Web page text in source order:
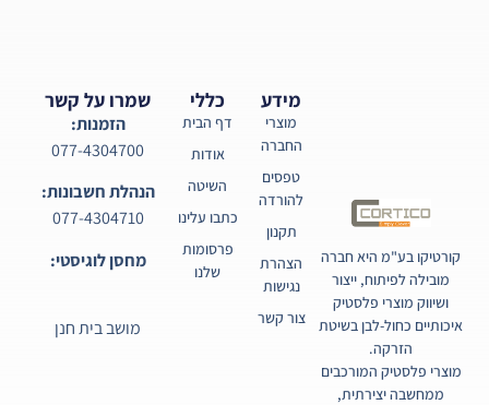
קורטיקו בע"מ היא חברה
מובילה לפיתוח, ייצור
ושיווק מוצרי פלסטיק
איכותיים כחול-לבן בשיטת
הזרקה.
מוצרי פלסטיק המורכבים
ממחשבה יצירתית,
כללי
דף הבית
אודות
השיטה
כתבו עלינו
פרסומות
שלנו
מידע
מוצרי
החברה
טפסים
להורדה
תקנון
הצהרת
נגישות
צור קשר
שמרו על קשר
הזמנות:
077-4304700
הנהלת חשבונות:
077-4304710
מחסן לוגיסטי:
מושב בית חנן